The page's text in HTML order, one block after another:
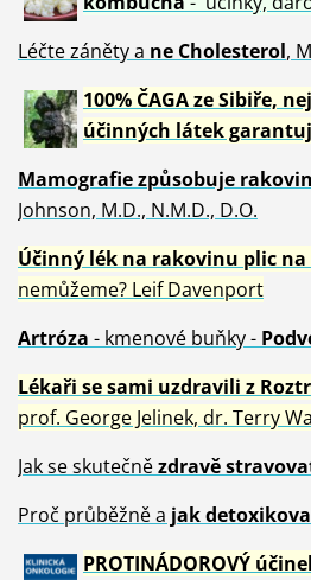
Léčte záněty a ne Cholesterol,
100% ČAGA ze Sibiře,
účinných látek
Mamografie způsobuje
Johnson, M.D., N.M.D., D.O.
Účinný lék na rakovinu plic na
nemůžeme? Leif Davenport
Artróza - kmenové buňky -
Lékaři se sami uzdravili z
prof. George Jelinek, dr. Terry
Jak se skutečnězdravě
Proč průběžně a jak
PROTINÁDOROVÝ